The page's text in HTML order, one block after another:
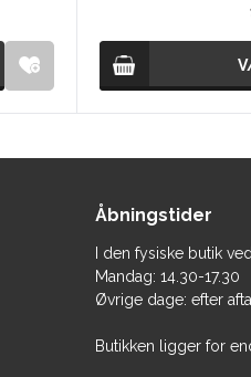
Åbningstider
I den fysiske butik
Mandag: 14.30-17.30
Øvrige dage: efter
Butikken ligger for